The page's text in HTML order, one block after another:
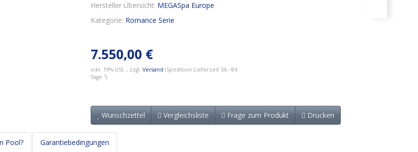
Hersteller Übersicht: MEGASpa Europe
Kategorie: Romance Serie
7.550,00 €
inkl. 19% USt. , zzgl. Versand (Spedition Lieferzeit 56 - 84
Tage ¹)
Wunschzettel Vergleichsliste Frage zum Produkt Drucken
Pool? Garantiebedingungen